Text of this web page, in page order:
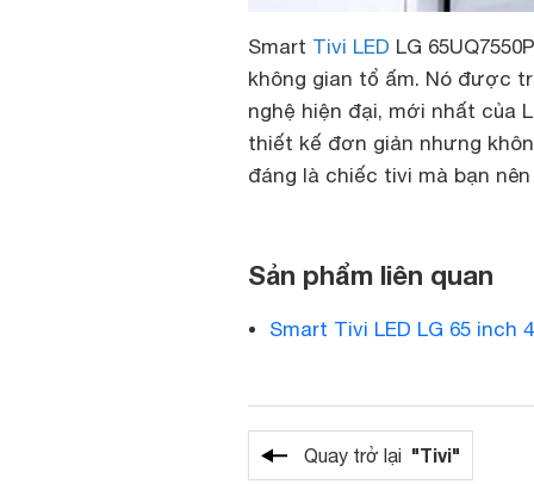
Smart Tivi LED LG
không gian tổ ấm. Nó được
nghệ hiện đại, mới nhất của
thiết kế đơn giản nhưng
đáng là chiếc tivi mà bạn
Sản phẩm liên quan
Smart Tivi LED LG 65 inch
Quay trở lại "Tivi"